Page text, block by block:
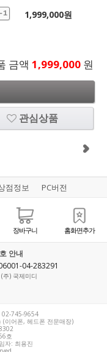
-1 1,999,000원
금액 1,999,000 원
관심상품
점정보 PC버전
장바구니 홈화면추가
안내
04-283291
주) 국제미디
02-745-9654
이어폰, 헤드폰 전문매장)
호
자: 최용진